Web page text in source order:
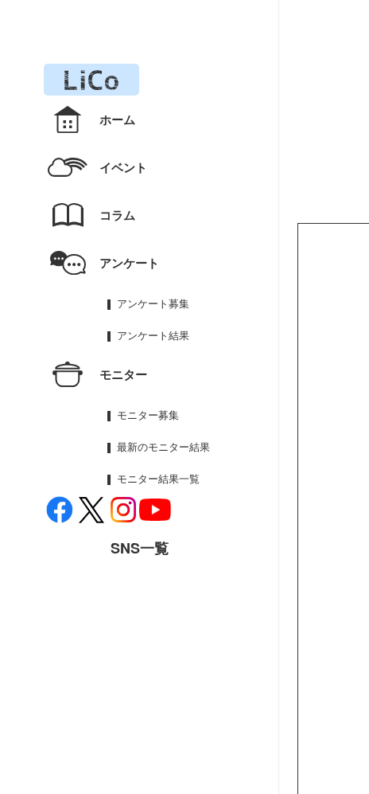
ホーム
イベント
コラム
アンケート
アンケート募集
アンケート結果
モニター
モニター募集
最新のモニター結果
モニター結果一覧
SNS一覧